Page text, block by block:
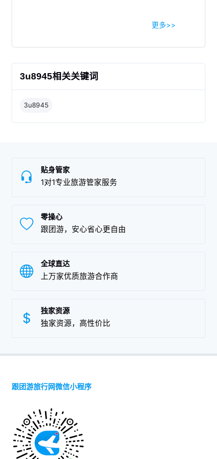
更多>>
3u8945相关关键词
3u8945
贴身管家
1对1专业旅游管家服务
零操心
跟团游，安心省心更自由
全球直达
上万家优质旅游合作商
独家资源
独家资源，高性价比
跟团游旅行网微信小程序